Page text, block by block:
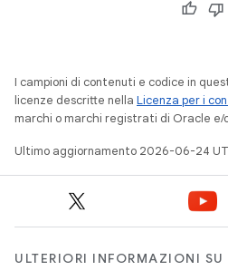
I campioni di contenuti e codice in
licenze descritte nella Licenza per i
marchi o marchi registrati di Oracle e/
Ultimo aggiornamento 2026-06-24
ULTERIORI INFORMAZIONI